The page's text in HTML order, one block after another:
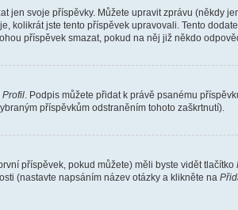
jen svoje příspěvky. Můžete upravit zprávu (někdy
kolikrát jste tento příspěvek upravovali. Tento
příspěvek smazat, pokud na něj již někdo
Profil . Podpis můžete přidat k právě psanému
příspěvkům odstraněním tohoto zaškrtnutí).
příspěvek, pokud můžete) měli byste vidět tlačítko
(nastavte napsáním název otázky a klikněte na